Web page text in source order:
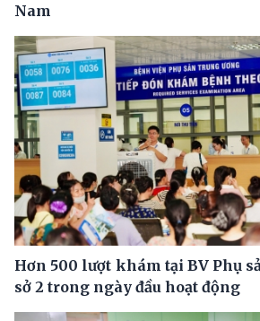
Nam
Hơn 500 lượt khám tại BV Phụ
sở 2 trong ngày đầu hoạt động